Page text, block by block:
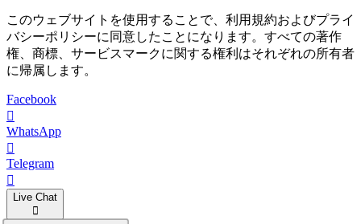
このウェブサイトを使用することで、利用規約およびプライ
バシーポリシーに同意したことになります。すべての著作
権、商標、サービスマークに関する権利はそれぞれの所有者
に帰属します。
Facebook
WhatsApp
Telegram
Live Chat